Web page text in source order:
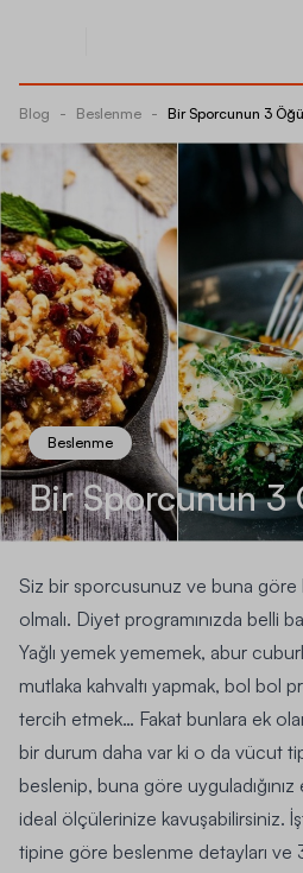
Blog - Beslenme - Bir Sporcunun 3
Beslenme
Bir Sporcunun 3
Siz bir sporcusunuz ve buna göre
olmalı. Diyet programınızda belli
Yağlı yemek yememek, abur
mutlaka kahvaltı yapmak, bol bol
tercih etmek… Fakat bunlara ek
bir durum daha var ki o da vücut
beslenip, buna göre uyguladığınız
ideal ölçülerinize kavuşabilirsiniz.
tipine göre beslenme detayları ve